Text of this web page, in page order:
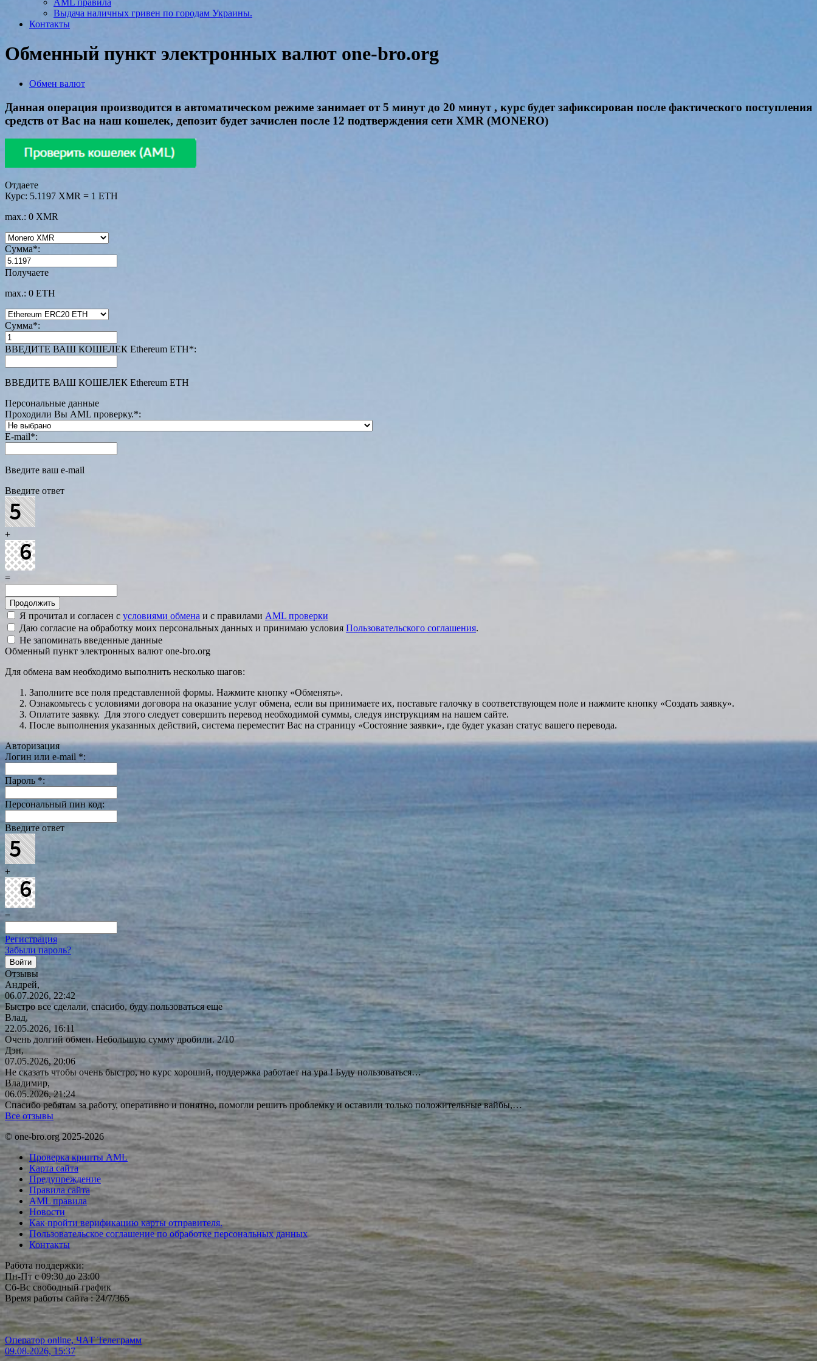
AML правила
Выдача наличных гривен по городам Украины.
Контакты
Обменный пункт электронных валют one-bro.org
Обмен валют
Данная операция производится в автоматическом режиме занимает от 5 минут до 20 минут , курс будет зафиксирован после фактического поступления
средств от Вас на наш кошелек, депозит будет зачислен после 12 подтверждения сети XMR (MONERO)
Отдаете
Курс: 5.1197 XMR = 1 ETH
max.: 0 XMR
Сумма*:
Получаете
max.: 0 ETH
Сумма*:
ВВЕДИТЕ ВАШ КОШЕЛЕК Ethereum ETH*:
ВВЕДИТЕ ВАШ КОШЕЛЕК Ethereum ETH
Персональные данные
Проходили Вы AML проверку.*:
E-mail*:
Введите ваш e-mail
Введите ответ
+
=
Я прочитал и согласен с условиями обмена и с правилами AML проверки
Даю согласие на обработку моих персональных данных и принимаю условия Пользовательского соглашения.
Не запоминать введенные данные
Обменный пункт электронных валют one-bro.org
Для обмена вам необходимо выполнить несколько шагов:
Заполните все поля представленной формы. Нажмите кнопку «Обменять».
Ознакомьтесь с условиями договора на оказание услуг обмена, если вы принимаете их, поставьте галочку в соответствующем поле и нажмите кнопку «Создать заявку».
Оплатите заявку. Для этого следует совершить перевод необходимой суммы, следуя инструкциям на нашем сайте.
После выполнения указанных действий, система переместит Вас на страницу «Состояние заявки», где будет указан статус вашего перевода.
Авторизация
Логин или e-mail *:
Пароль *:
Персональный пин код:
Введите ответ
+
=
Регистрация
Забыли пароль?
Отзывы
Андрей,
06.07.2026, 22:42
Быстро все сделали, спасибо, буду пользоваться еще
Влад,
22.05.2026, 16:11
Очень долгий обмен. Небольшую сумму дробили. 2/10
Дэн,
07.05.2026, 20:06
Не сказать чтобы очень быстро, но курс хороший, поддержка работает на ура ! Будупользоваться…
Владимир,
06.05.2026, 21:24
Спасибо ребятам за работу, оперативно и понятно, помогли решить проблемку и оставили только положительные вайбы,…
Все отзывы
© one-bro.org 2025-2026
Проверка крипты AML
Карта сайта
Предупреждение
Правила сайта
AML правила
Новости
Как пройти верификацию карты отправителя.
Пользовательское соглашение по обработке персональных данных
Контакты
Работа поддержки:
Пн-Пт с 09:30 до 23:00
Сб-Вс свободный график
Время работы сайта : 24/7/365
Оператор online, ЧАТ Телеграмм
09.08.2026, 15:37